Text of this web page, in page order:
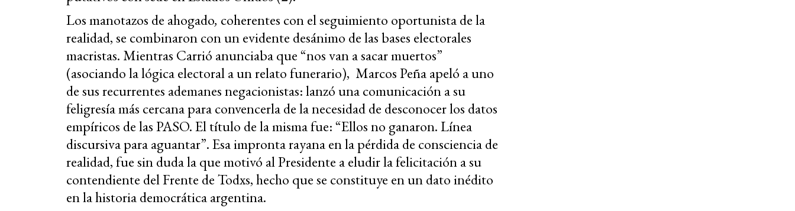
Los manotazos de ahogado, coherentes con el seguimiento oportunista de la
realidad, se combinaron con un evidente desánimo de las bases electorales
macristas. Mientras Carrió anunciaba que “nos van a sacar muertos”
(asociando la lógica electoral a un relato funerario), Marcos Peña apeló a uno
de sus recurrentes ademanes negacionistas: lanzó una comunicación a su
feligresía más cercana para convencerla de la necesidad de desconocer los datos
empíricos de las PASO. El título de la misma fue: “Ellos no ganaron. Línea
discursiva para aguantar”. Esa impronta rayana en la pérdida de consciencia de
realidad, fue sin duda la que motivó al Presidente a eludir la felicitación a su
contendiente del Frente de Todxs, hecho que se constituye en un dato inédito
en la historia democrática argentina.